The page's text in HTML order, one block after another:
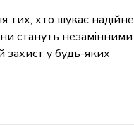
тих, хто шукає надійне
стануть незамінними
захист у будь-яких